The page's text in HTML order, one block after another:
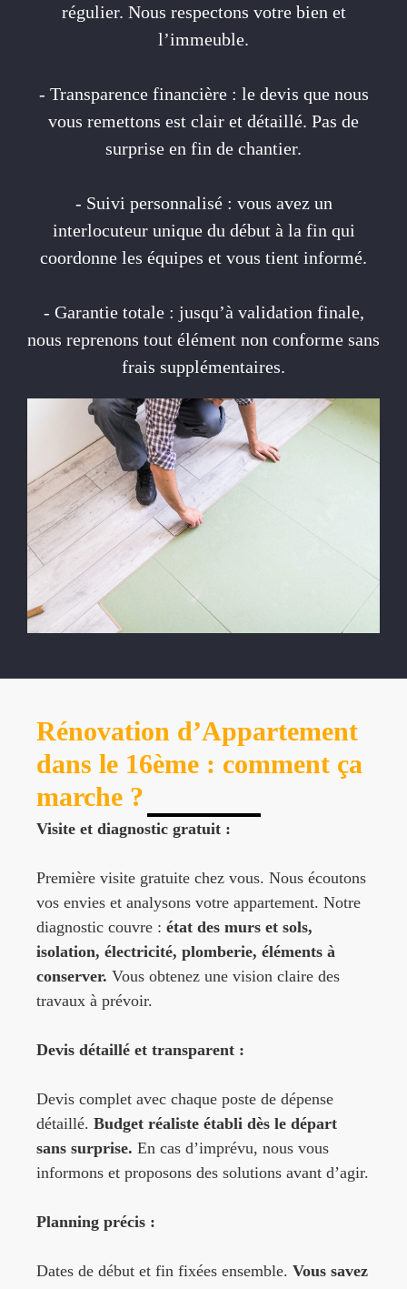
régulier. Nous respectons votre bien et
l’immeuble.
- Transparence financière : le devis que nous
vous remettons est clair et détaillé. Pas de
surprise en fin de chantier.
- Suivi personnalisé : vous avez un
interlocuteur unique du début à la fin qui
coordonne les équipes et vous tient informé.
- Garantie totale : jusqu’à validation finale,
nous reprenons tout élément non conforme sans
frais supplémentaires.
Rénovation d’Appartement
dans le 16ème : comment ça
marche ?
Visite et diagnostic gratuit :
Première visite gratuite chez vous. Nous écoutons
vos envies et analysons votre appartement. Notre
diagnostic couvre : état des murs et sols,
isolation, électricité, plomberie, éléments à
conserver. Vous obtenez une vision claire des
travaux à prévoir.
Devis détaillé et transparent :
Devis complet avec chaque poste de dépense
détaillé. Budget réaliste établi dès le départ
sans surprise. En cas d’imprévu, nous vous
informons et proposons des solutions avant d’agir.
Planning précis :
Dates de début et fin fixées ensemble. Vous savez